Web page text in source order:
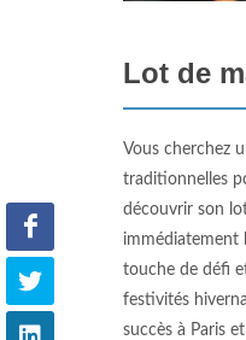
Lot de
Vous cherchez
traditionnelles
découvrir son
immédiatement
touche de défi
festivités
succès à Paris